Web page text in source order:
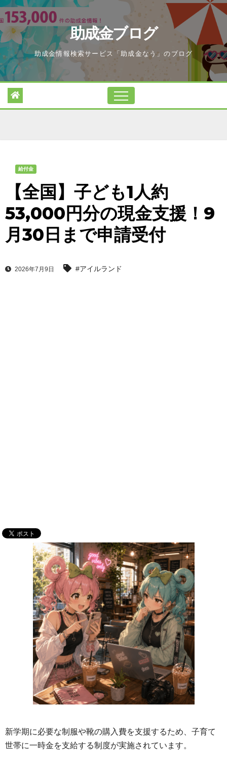
Skip
to
content
助成金ブログ
助成金情報検索サービス「助成金なう」のブログ
給付金
【全国】子ども1人約
53,000円分の現金支援！9
月30日まで申請受付
2026年7月9日 #アイルランド
新学期に必要な制服や靴の購入費を支援するため、子育て
世帯に一時金を支給する制度が実施されています。